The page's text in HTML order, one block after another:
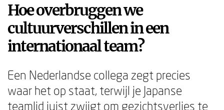
Hoe overbruggen we
cultuurverschillen in een
internationaal team?
Een Nederlandse collega zegt precies
waar het op staat, terwijl je Japanse
teamlid juist zwijgt om gezichtsverlies te